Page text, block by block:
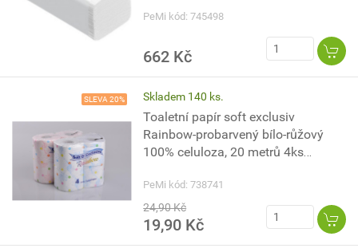
PeMi kód: 745498
662 Kč
SLEVA 20% Skladem 140 ks.
Toaletní papír soft exclusiv
Rainbow-probarvený bílo-růžový
100% celuloza, 20 metrů 4ks
PeMi kód: 738741
24,90 Kč
19,90 Kč